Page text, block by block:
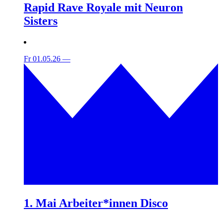
Rapid Rave Royale mit Neuron
Sisters
Fr 01.05.26 —
1. Mai Arbeiter*innen Disco